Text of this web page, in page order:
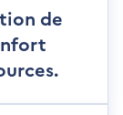
de